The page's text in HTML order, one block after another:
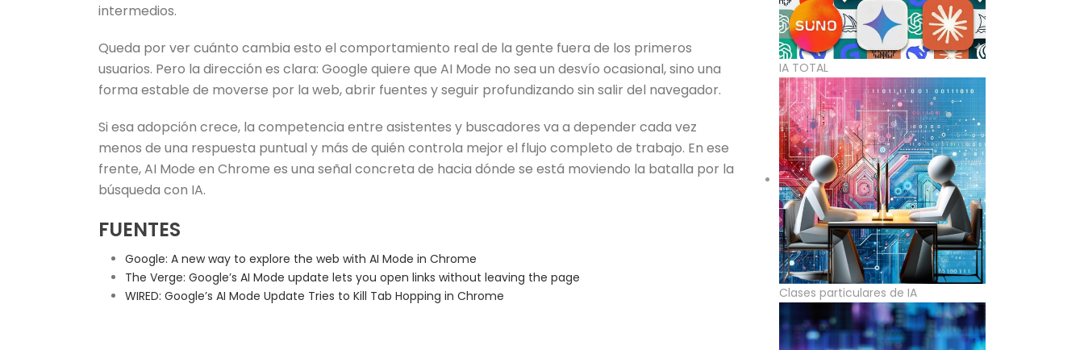
intermedios.
Queda por ver cuánto cambia esto el comportamiento real de la gente fuera de los primeros
usuarios. Pero la dirección es clara: Google quiere que AI Mode no sea un desvío ocasional, sino una
forma estable de moverse por la web, abrir fuentes y seguir profundizando sin salir del navegador.
Si esa adopción crece, la competencia entre asistentes y buscadores va a depender cada vez
menos de una respuesta puntual y más de quién controla mejor el flujo completo de trabajo. En ese
frente, AI Mode en Chrome es una señal concreta de hacia dónde se está moviendo la batalla por la
búsqueda con IA.
FUENTES
Google: A new way to explore the web with AI Mode in Chrome
The Verge: Google’s AI Mode update lets you open links without leaving the page
WIRED: Google’s AI Mode Update Tries to Kill Tab Hopping in Chrome
IA TOTAL
Clases particulares de IA